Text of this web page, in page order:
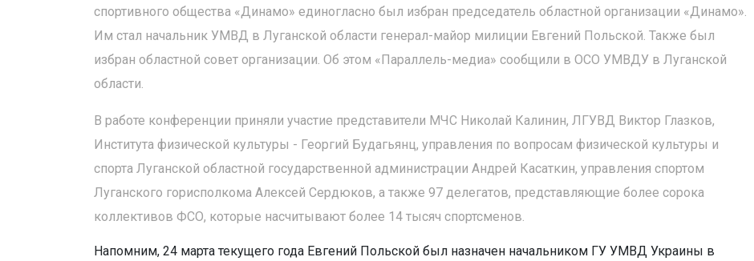
спортивного общества «Динамо» единогласно был избран председатель областной организации «Динамо».
Им стал начальник УМВД в Луганской области генерал-майор милиции Евгений Польской. Также был
избран областной совет организации. Об этом «Параллель-медиа» сообщили в ОСО УМВДУ в Луганской
области.
В работе конференции приняли участие представители МЧС Николай Калинин, ЛГУВД Виктор Глазков,
Института физической культуры - Георгий Будагьянц, управления по вопросам физической культуры и
спорта Луганской областной государственной администрации Андрей Касаткин, управления спортом
Луганского горисполкома Алексей Сердюков, а также 97 делегатов, представляющие более сорока
коллективов ФСО, которые насчитывают более 14 тысяч спортсменов.
Напомним, 24 марта текущего года Евгений Польской был назначен начальником ГУ УМВД Украины в